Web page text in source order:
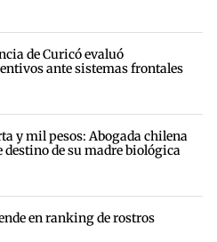
de Curicó evaluó
ante sistemas frontales
y mil pesos: Abogada chilena
de su madre biológica
en ranking de rostros